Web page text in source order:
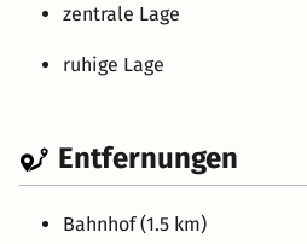
zentrale Lage
ruhige Lage
Entfernungen
Bahnhof (1.5 km)